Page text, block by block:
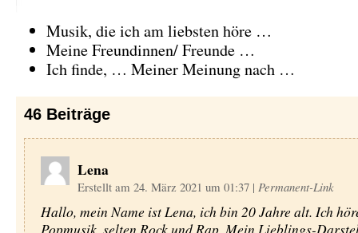
Musik, die ich am liebsten höre …
Meine Freundinnen/ Freunde …
Ich finde, … Meiner Meinung nach …
46 Beiträge
Lena
Erstellt am 24. März 2021 um 01:37 | Permanent-Link
Hallo, mein Name ist Lena, ich bin 20 Jahre alt. Ich
Popmusik, selten Rock und Rap. Mein Lieblings-